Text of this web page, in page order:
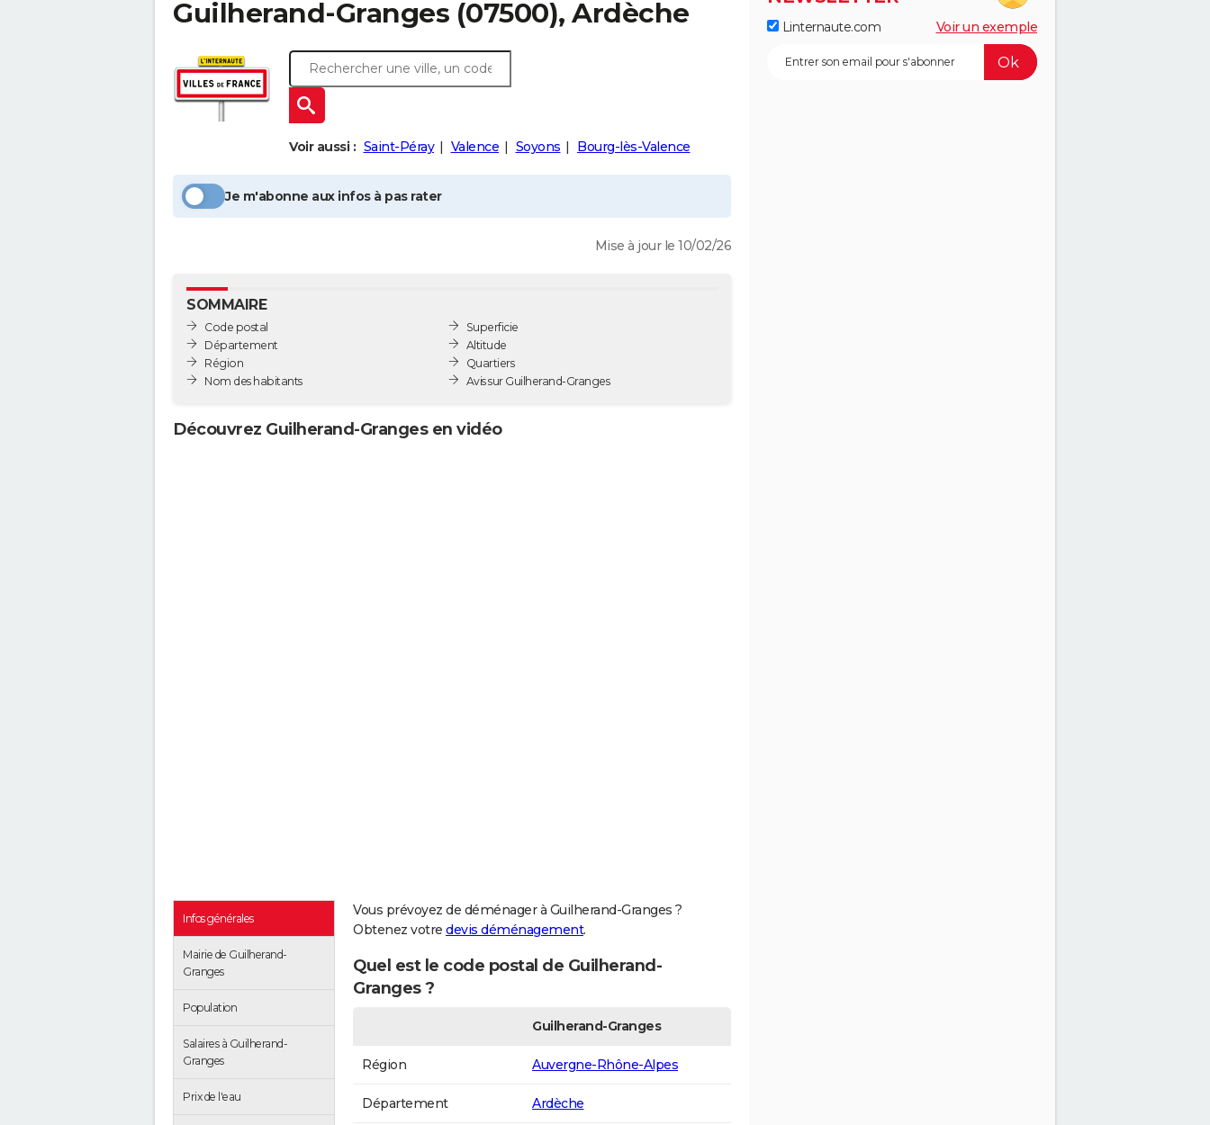
Guilherand-Granges (07500), Ardèche
Voir aussi : Saint-Péray Valence Soyons Bourg-lès-Valence
Je m'abonne aux infos à pas rater
Mise à jour le 10/02/26
SOMMAIRE
Code postal
Département
Région
Nom des habitants
Superficie
Altitude
Quartiers
Avis sur Guilherand-Granges
Découvrez Guilherand-Granges en vidéo
Infos générales
Mairie de Guilherand-
Granges
Population
Salaires à Guilherand-
Granges
Prix de l'eau
Vous prévoyez de déménager à Guilherand-Granges ?
Obtenez votre devis déménagement.
Quel est le code postal de Guilherand-
Granges ?
Guilherand-Granges
Région Auvergne-Rhône-Alpes
Département Ardèche
Linternaute.com Voir un exemple